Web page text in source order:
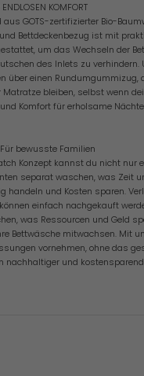
KOMFORT
GOTS-zertifizierter Bio-
Bettdeckenbezug ist mit
um das Wechseln der
des Inlets zu verhindern.
über einen Rundumgummizug,
bleiben, selbst wenn
Komfort für erholsame
bewusste Familien
Konzept kannst du nicht nur
separat waschen, was Zeit
handeln und Kosten sparen.
einfach nachgekauft
was Ressourcen und Geld
Bettwäsche mitwachsen. Mit
vornehmen, ohne das
nachhaltiger und